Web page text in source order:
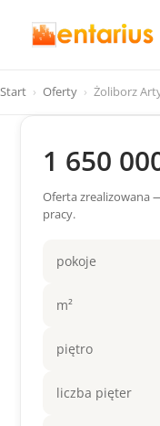
Start › Oferty › Żoliborz
1 650
Oferta zrealizowana
pracy.
pokoje
m²
piętro
liczba pięter